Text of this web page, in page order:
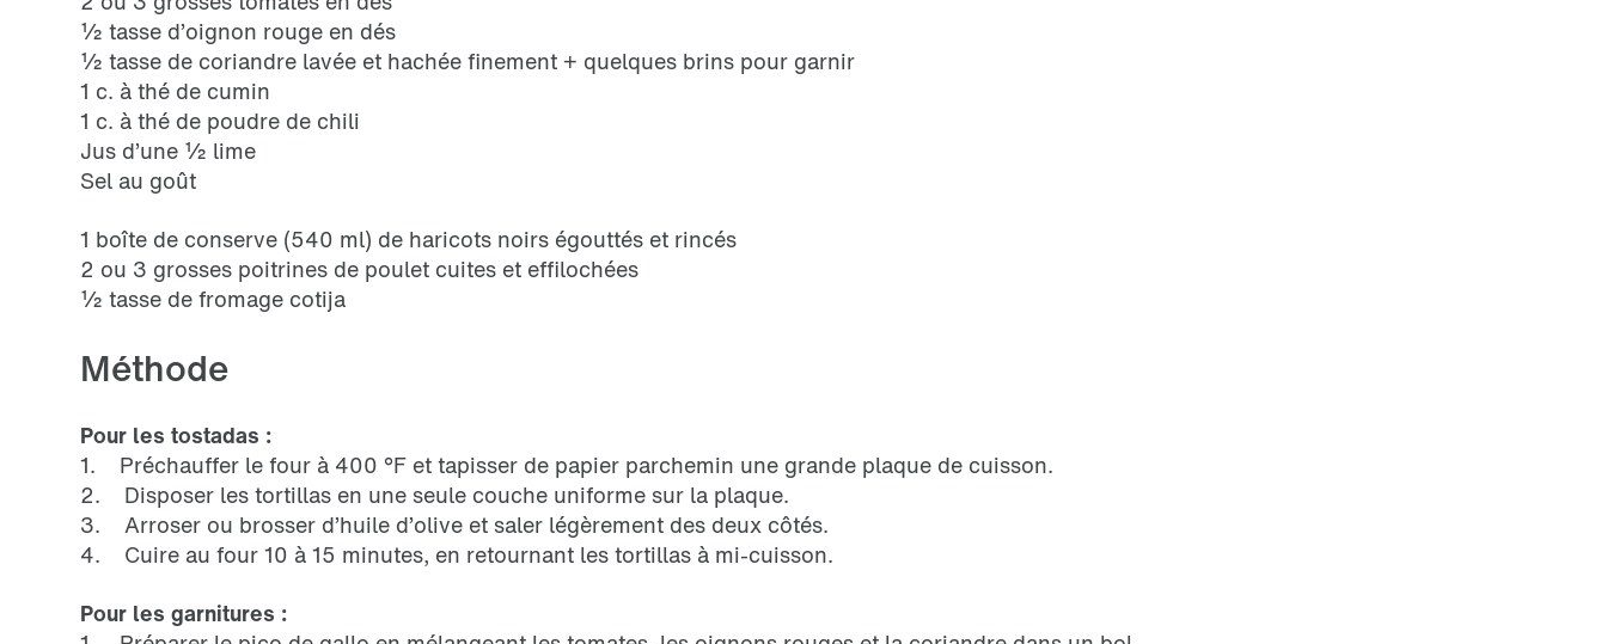
½ tasse d’oignon rouge en dés
½ tasse de coriandre lavée et hachée finement + quelques brins pour garnir
1 c. à thé de cumin
1 c. à thé de poudre de chili
Jus d’une ½ lime
Sel au goût
1 boîte de conserve (540 ml) de haricots noirs égouttés et rincés
2 ou 3 grosses poitrines de poulet cuites et effilochées
½ tasse de fromage cotija
Méthode
Pour les tostadas :
1. Préchauffer le four à 400 °F et tapisser de papier parchemin une grande plaque de cuisson.
2. Disposer les tortillas en une seule couche uniforme sur la plaque.
3. Arroser ou brosser d’huile d’olive et saler légèrement des deux côtés.
4. Cuire au four 10 à 15 minutes, en retournant les tortillas à mi-cuisson.
Pour les garnitures :